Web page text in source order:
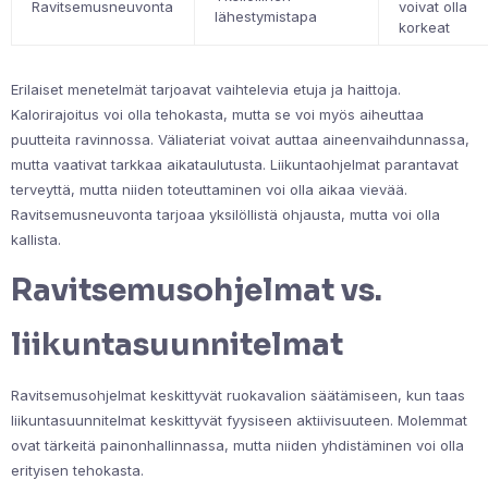
Ravitsemusneuvonta
lähestymistapa
voivat olla
korkeat
Erilaiset menetelmät tarjoavat vaihtelevia etuja ja haittoja.
Kalorirajoitus voi olla tehokasta, mutta se voi myös aiheuttaa
puutteita ravinnossa. Väliateriat voivat auttaa aineenvaihdunnassa,
mutta vaativat tarkkaa aikataulutusta. Liikuntaohjelmat parantavat
terveyttä, mutta niiden toteuttaminen voi olla aikaa vievää.
Ravitsemusneuvonta tarjoaa yksilöllistä ohjausta, mutta voi olla
kallista.
Ravitsemusohjelmat vs.
liikuntasuunnitelmat
Ravitsemusohjelmat keskittyvät ruokavalion säätämiseen, kun taas
liikuntasuunnitelmat keskittyvät fyysiseen aktiivisuuteen. Molemmat
ovat tärkeitä painonhallinnassa, mutta niiden yhdistäminen voi olla
erityisen tehokasta.